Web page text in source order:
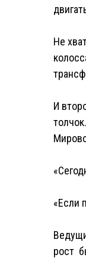
Не
И
«Если
рост